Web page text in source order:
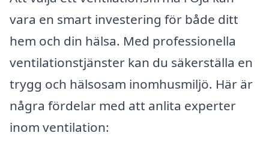
vara en smart investering för både ditt
hem och din hälsa. Med professionella
ventila­tionstjänster kan du säkerställa en
trygg och hälsosam inomhusmiljö. Här är
några fördelar med att anlita experter
inom ventilation: